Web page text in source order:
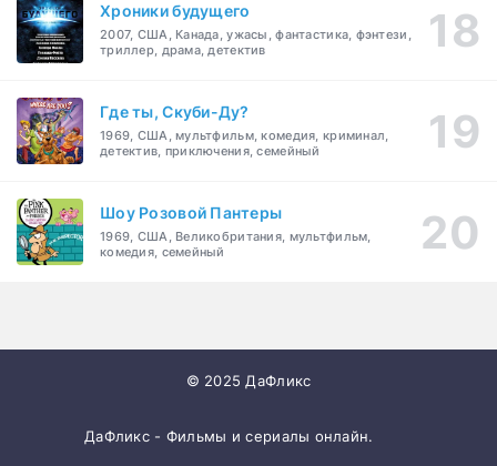
Хроники будущего
2007, США, Канада, ужасы, фантастика, фэнтези,
триллер, драма, детектив
Где ты, Скуби-Ду?
1969, США, мультфильм, комедия, криминал,
детектив, приключения, семейный
Шоу Розовой Пантеры
1969, США, Великобритания, мультфильм,
комедия, семейный
© 2025 ДаФликс
ДаФликс - Фильмы и сериалы онлайн.